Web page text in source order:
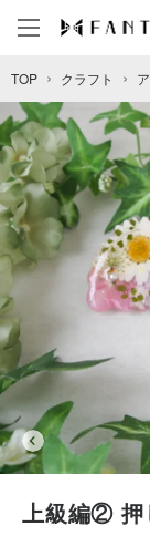
TOP クラフト
上級編② 押